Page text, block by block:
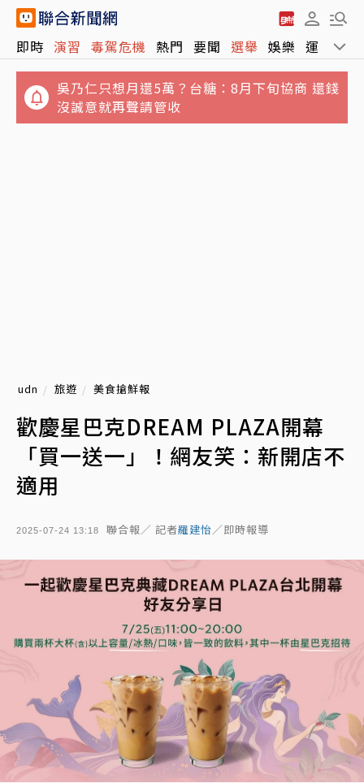
即時 演習 毒駕危機 熱門 要聞 選舉 娛樂 運動 全
吳乃仁只想月還5萬？台糖：8月下旬協商 還錢
沒誠意就再聲請管收
udn 旅遊 美食搶鮮報
歡慶星巴克DREAM PLAZA開幕
「買一送一」！網友笑：新開店不
適用
2025-07-24 13:18 聯合報／ 記者羅建怡／即時報導